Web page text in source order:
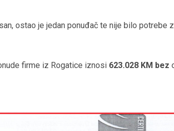
ostao je jedan ponuđač te nije bilo potrebe
firme iz Rogatice iznosi 623.028 KM bez